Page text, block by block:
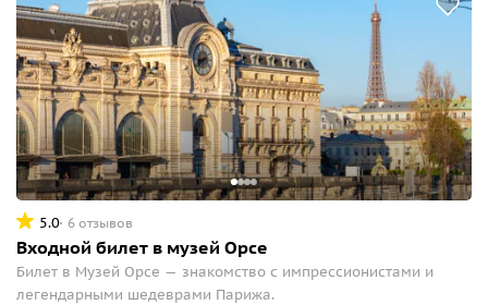
5.0 6 отзывов
Входной билет в музей Орсе
Билет в Музей Орсе — знакомство с импрессионистами и
легендарными шедеврами Парижа.